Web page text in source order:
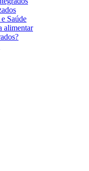
Saúde
alimentar